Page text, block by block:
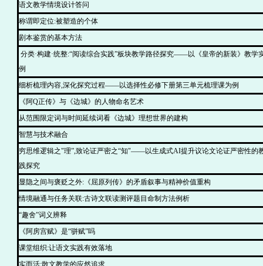
语文教学情境设计答问
称谓即定位:被塑造的个体
剧本鉴赏的基本方法
分类·构建·统整:“阅读综合实践”板块教学路径探究——以《皇帝的新装》教学
例
细析梳理内容,深化探究过程——以选择性必修下册第三单元梳理课为例
《阿Q正传》与《边城》的人物命名艺术
从范围限定词与时间延续词看《边城》理想世界的建构
智慧与技术融合
穷思维逻辑之"理”,致论证严密之“知"——以生成式AI提升议论文论证严密性的
践探究
显隐之间与褒贬之外:《屈原列传》的矛盾叙事与精神价值重构
情境融通与任务关联:古诗文联读测评题目命制方法例析
“趣舍”词义辨释
《阿房宫赋》是“骈赋”吗
课堂组织:让语文实践有效落地
实而活:散文教学的应然追求